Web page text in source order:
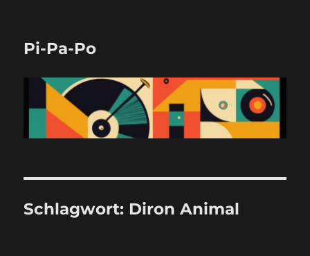
Pi-Pa-Po
Schlagwort: Diron Animal